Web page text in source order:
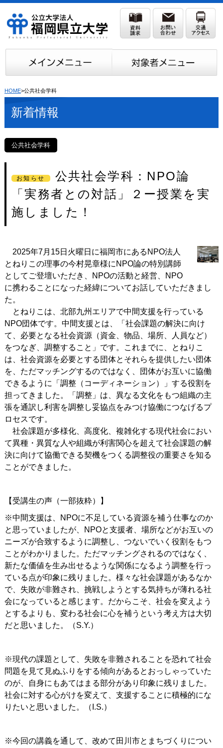
HOME>公共社会学科
新着情報
公共社会学科
お知らせ
公共社会学科：NPO論
「実務者との対話」２ー授業を実
施しました！
2025年7月15日火曜日に福岡市にあるNPO法人
とねりこの理事の今村晃章様にNPO論の特別講師
としてご登壇いただき、NPOの活動と経営、NPO
に携わることになった経緯についてお話していただきまし
た。
とねりこは、北部九州エリアで中間支援を行っている
NPO団体です。中間支援とは、「社会課題の解決に向け
て、必要となる社会資源（資金、物品、場所、人員など）
をつなぎ、調整すること」です。これまでに、とねりこ
は、社会資源を必要とする団体とそれらを提供したい団体
を、ただマッチングするのではなく、団体がお互いに協働
できるように「調整（コーディネーション）」する役割を
担ってきました。「調整」は、異なる文化をもつ組織の主
張を通訳し利害を調整し妥協点をみつけ協働につなげるプ
ロセスです。
社会課題が多様化、高度化、複雑化する現代社会におい
て異種・異質な人や組織が利害関心を超えて社会課題の解
決に向けて協働できる契機をつくる調整役の重要さを知る
ことができました。
【受講生の声（一部抜粋）】
※中間支援は、NPOに不足している資源を補う仕事なのか
と思っていましたが、NPOと支援者、場所などがお互いの
ニーズが合致するように調整し、つないでいく役割をもつ
ことがわかりました。ただマッチングされるのではなく、
新たな価値を生み出せるような関係になるよう調整を行っ
ている点が印象に残りました。様々な社会課題があるなか
で、失敗が非難され、挑戦しようとする気持ちが薄れる社
会になっていると感じます。だからこそ、社会を変えよう
とするよりも、変わる社会に心を補うという考え方は大切
だと思いました。（S.Y.）
※現代の課題として、失敗を非難されることを恐れて社会
問題を見て見ぬふりをする傾向があるとおっしゃっていた
のが、自身にもあてはまる部分があり印象に残りました。
社会に対する心がけを変えて、支援することに積極的にな
りたいと思いました。（I.S.）
※今回の講義を通して、改めて田川市とまちづくりについ